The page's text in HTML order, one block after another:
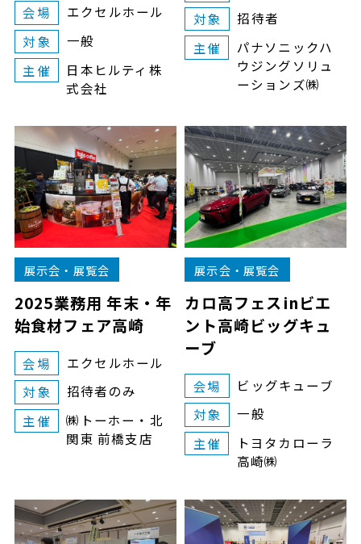
会場
エクセルホール
対象
一般
主催
日本ヒルティ株
式会社
対象
招待者
主催
パナソニックハ
ウジングソリュ
ーションズ㈱
展示会・展覧会
2025業務用 年末・年
始食材フェア高崎
会場
エクセルホール
対象
招待者のみ
主催
㈱トーホー・北
関東 前橋支店
展示会・展覧会
カロ高フェスinビエ
ント高崎ビッグキュ
ーブ
会場
ビッグキューブ
対象
一般
主催
トヨタカローラ
高崎㈱